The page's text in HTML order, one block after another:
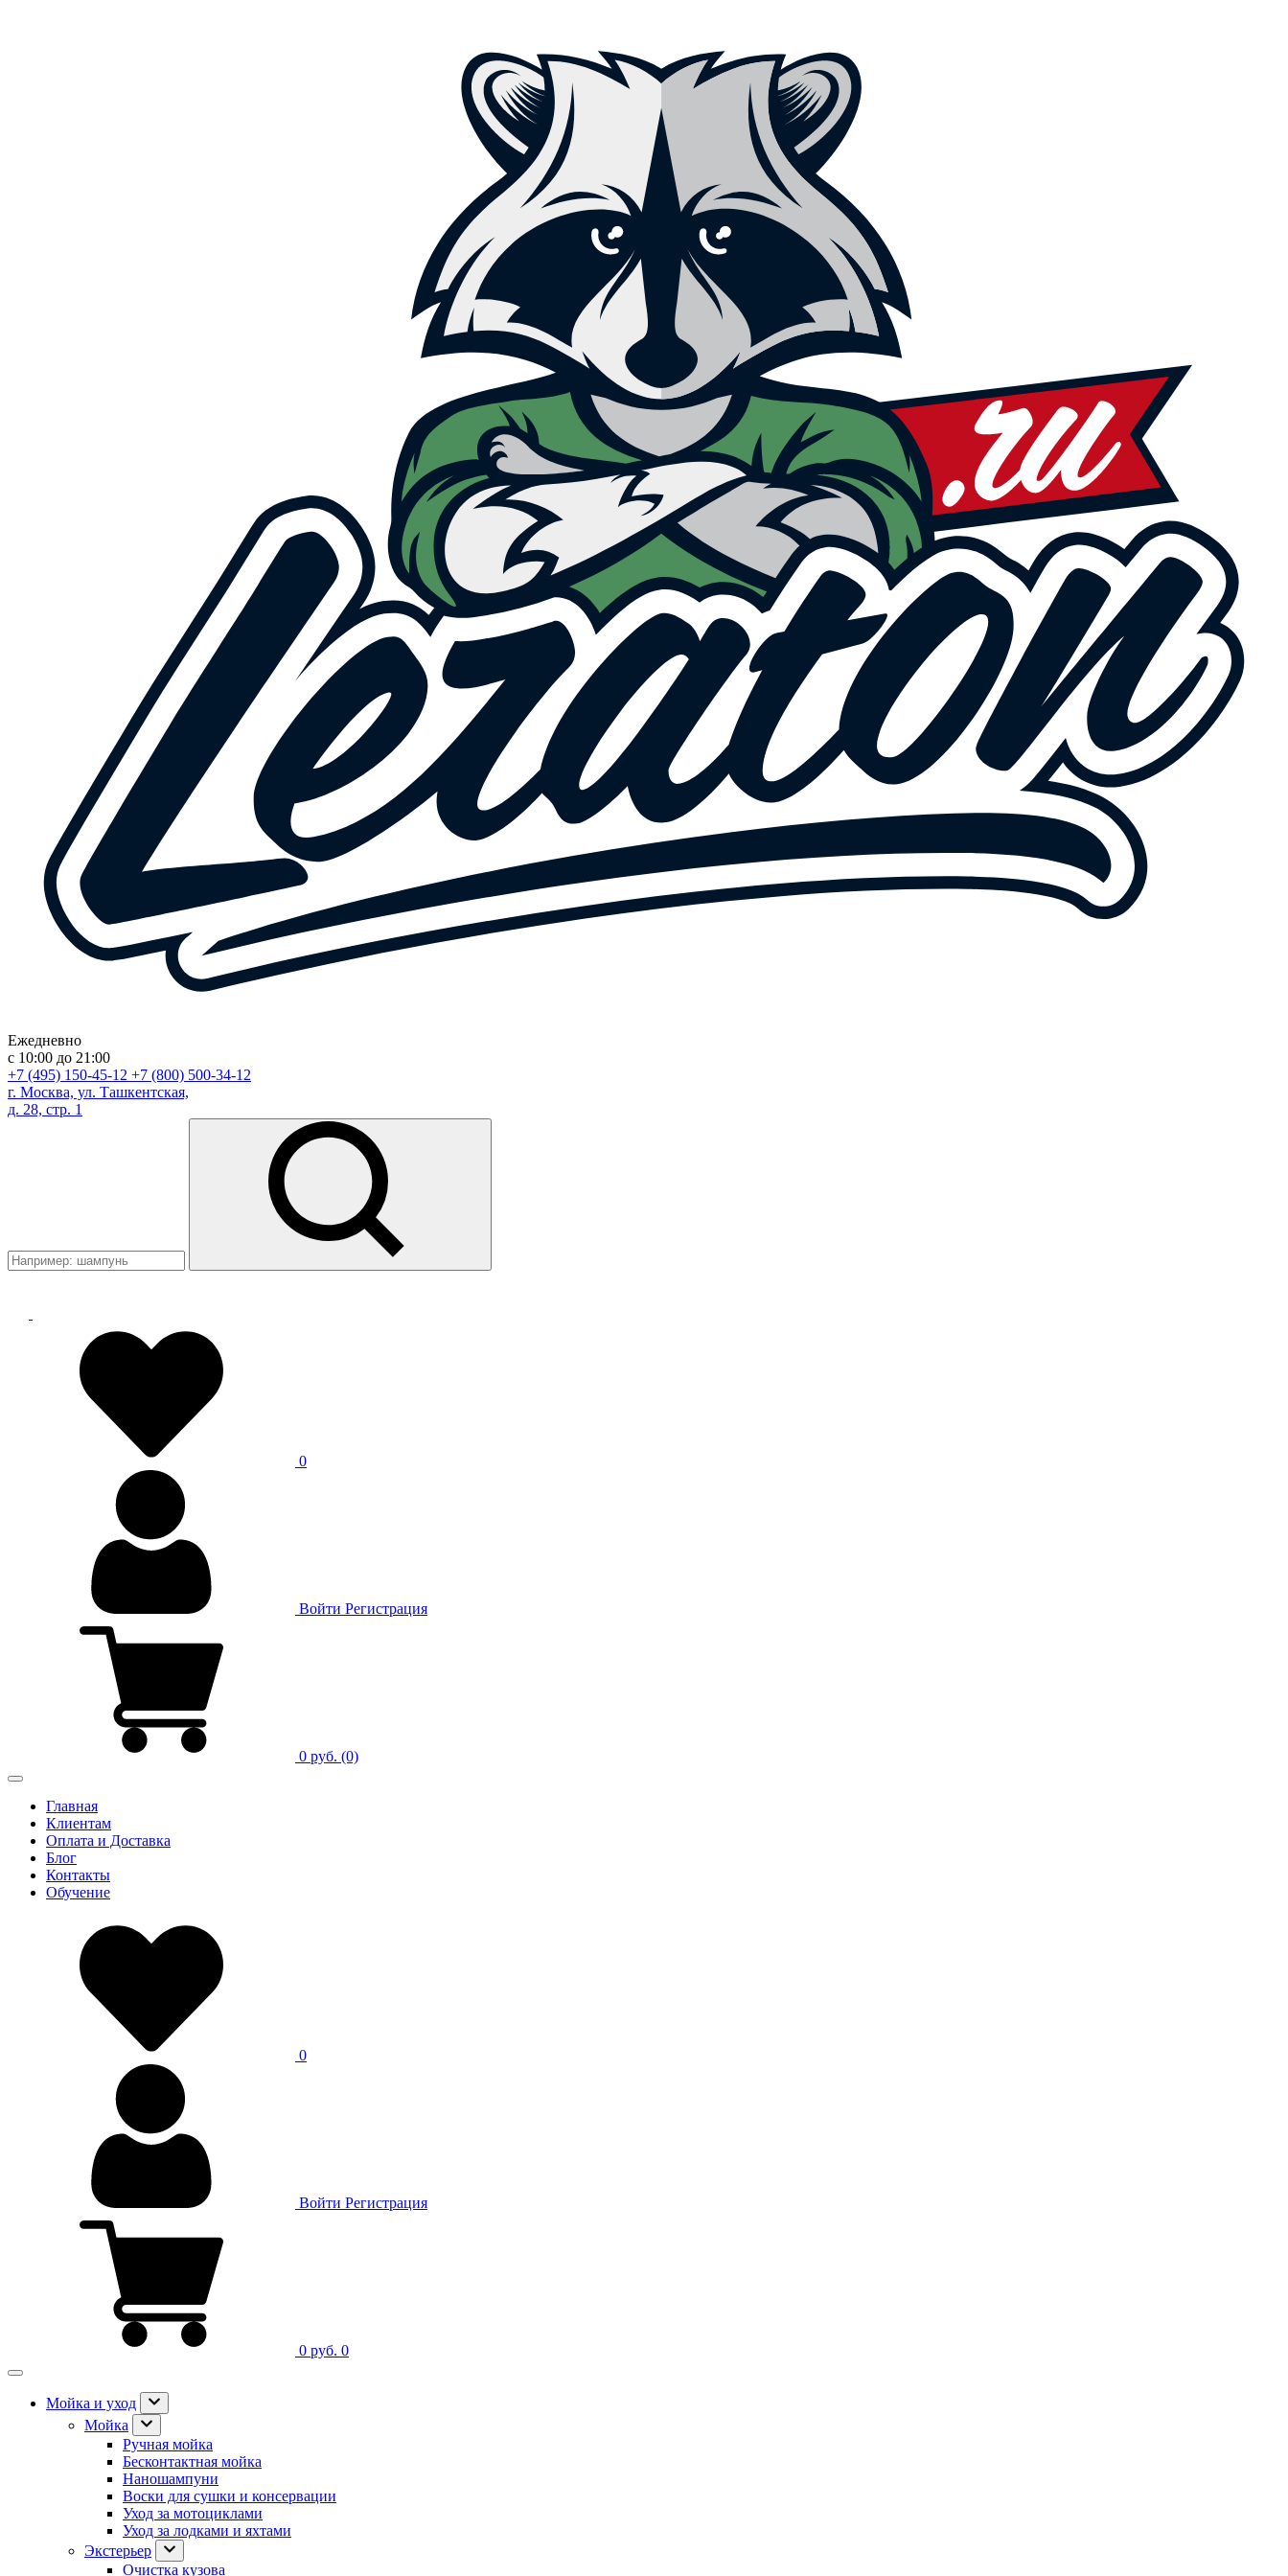
Ежедневно
с 10:00 до 21:00
+7 (495) 150-45-12 +7 (800) 500-34-12
г. Москва, ул. Ташкентская,
д. 28, стр. 1
0
Войти Регистрация
0 руб. (0)
Главная
Клиентам
Оплата и Доставка
Блог
Контакты
Обучение
0
Войти Регистрация
0 руб. 0
Мойка и уход
Мойка
Ручная мойка
Бесконтактная мойка
Наношампуни
Воски для сушки и консервации
Уход за мотоциклами
Уход за лодками и яхтами
Экстерьер
Очистка кузова